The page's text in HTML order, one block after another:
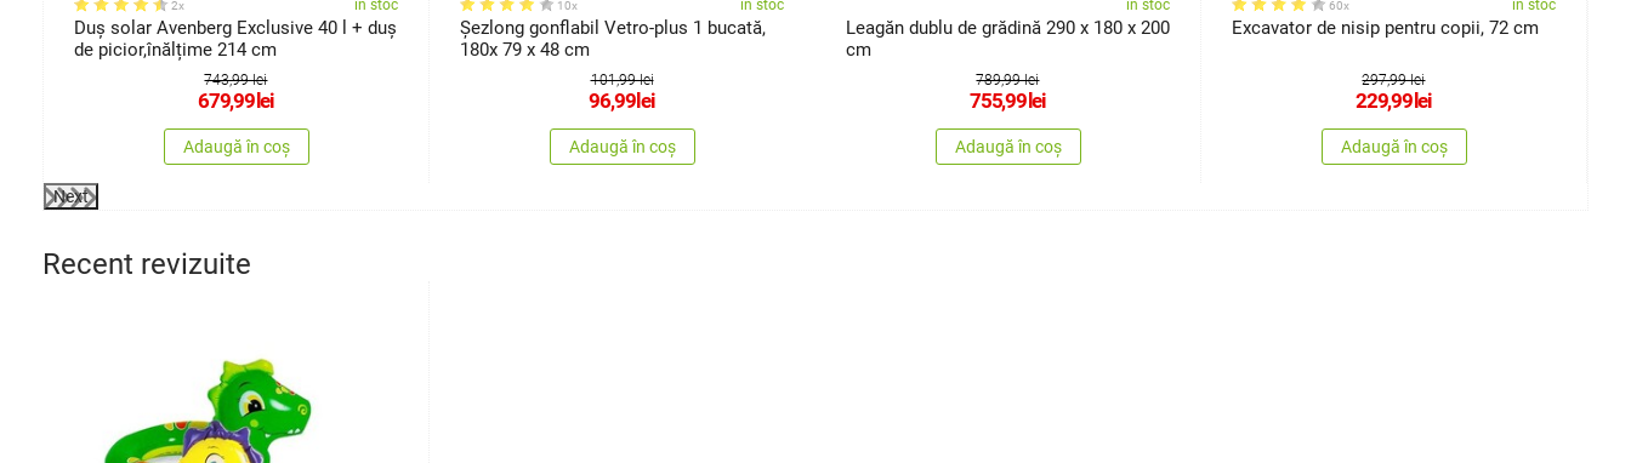
2x în stoc
Duș solar Avenberg Exclusive 40 l + duș
de picior,înălțime 214 cm
743,99 lei
679,99lei
Adaugă în coș
10x în stoc
Șezlong gonflabil Vetro-plus 1 bucată,
180x 79 x 48 cm
101,99 lei
96,99lei
Adaugă în coș
în stoc
Leagăn dublu de grădină 290 x 180 x 200
cm
789,99 lei
755,99lei
Adaugă în coș
60x în stoc
Excavator de nisip pentru copii, 72 cm
297,99 lei
229,99lei
Adaugă în coș
Next
Recent revizuite